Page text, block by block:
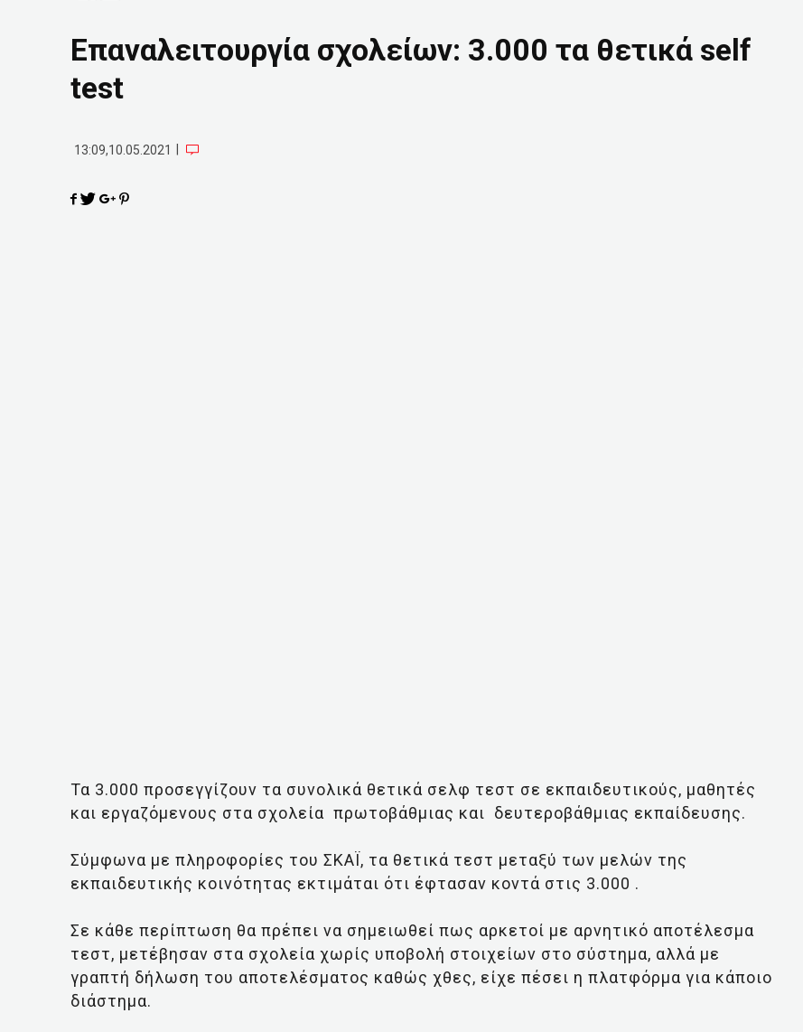
Επαναλειτουργία σχολείων: 3.000 τα θετικά self
test
13:09,10.05.2021
Τα 3.000 προσεγγίζουν τα συνολικά θετικά σελφ τεστ σε εκπαιδευτικούς, μαθητές
και εργαζόμενους στα σχολεία πρωτοβάθμιας και δευτεροβάθμιας εκπαίδευσης.
Σύμφωνα με πληροφορίες του ΣΚΑΪ, τα θετικά τεστ μεταξύ των μελών της
εκπαιδευτικής κοινότητας εκτιμάται ότι έφτασαν κοντά στις 3.000 .
Σε κάθε περίπτωση θα πρέπει να σημειωθεί πως αρκετοί με αρνητικό αποτέλεσμα
τεστ, μετέβησαν στα σχολεία χωρίς υποβολή στοιχείων στο σύστημα, αλλά με
γραπτή δήλωση του αποτελέσματος καθώς χθες, είχε πέσει η πλατφόρμα για κάποιο
διάστημα.